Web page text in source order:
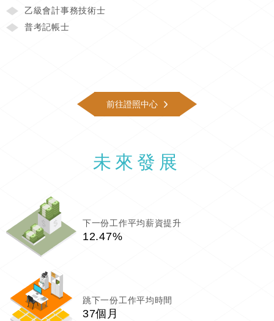
乙級會計事務技術士
普考記帳士
前往證照中心
未來發展
下一份工作平均薪資提升
12.47%
跳下一份工作平均時間
37個月